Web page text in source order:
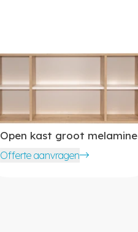
Open kast groot melamine
Offerte aanvragen